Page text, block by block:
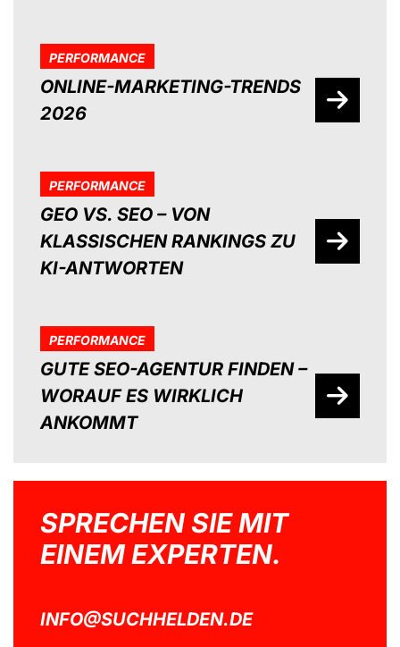
PERFORMANCE
ONLINE-MARKETING-TRENDS
2026
PERFORMANCE
GEO VS. SEO – VON
KLASSISCHEN RANKINGS ZU
KI-ANTWORTEN
PERFORMANCE
GUTE SEO-AGENTUR FINDEN –
WORAUF ES WIRKLICH
ANKOMMT
SPRECHEN SIE MIT
EINEM EXPERTEN.
INFO@SUCHHELDEN.DE